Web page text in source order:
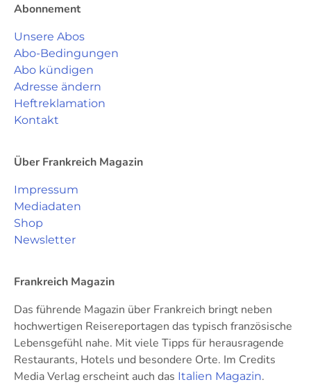
Abonnement
Unsere Abos
Abo-Bedingungen
Abo kündigen
Adresse ändern
Heftreklamation
Kontakt
Über Frankreich Magazin
Impressum
Mediadaten
Shop
Newsletter
Frankreich Magazin
Das führende Magazin über Frankreich bringt neben
hochwertigen Reisereportagen das typisch französische
Lebensgefühl nahe. Mit viele Tipps für herausragende
Restaurants, Hotels und besondere Orte. Im Credits
Media Verlag erscheint auch das Italien Magazin.